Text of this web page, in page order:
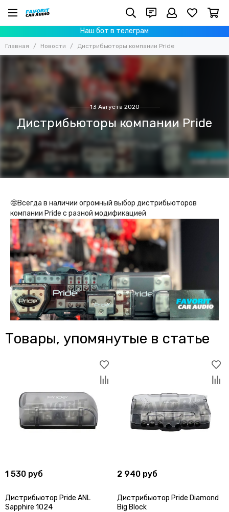
Наш бот в телеграм
Главная Новости Дистрибьюторы компании Pride
13 Августа 2020
Дистрибьюторы компании Pride
🤩Всегда в наличии огромный выбор дистрибьюторов
компании Pride с разной модификацией⁣⁣⠀⁣⁣⁣⁣
Товары, упомянутые в статье
1 530 руб
Дистрибьютор Pride ANL
Sapphire 1024
2 940 руб
Дистрибьютор Pride Diamond
Big Block